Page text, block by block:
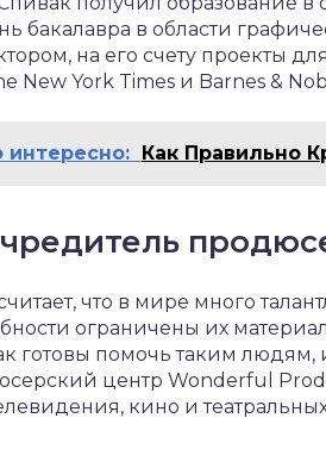
бакалавра в области
на его счету проекты
New York Times и Barnes &
интересно: Как Правильно
что в мире много
ограничены их
готовы помочь таким людям,
центр Wonderful
кино и